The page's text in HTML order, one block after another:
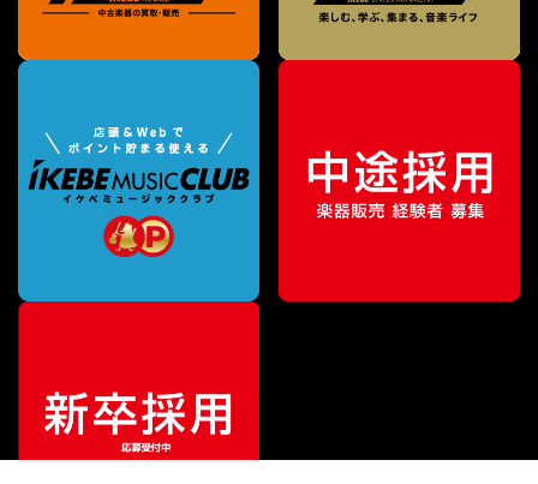
販売価格¥31,779（税込）